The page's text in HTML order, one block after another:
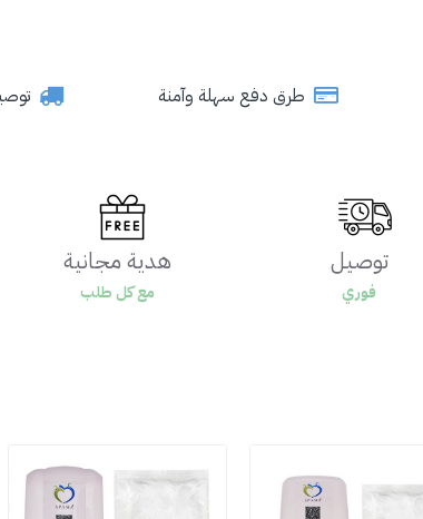
طرق دفع سهلة وآمنة
توصيل
فوري
هدية مجانية
مع كل طلب